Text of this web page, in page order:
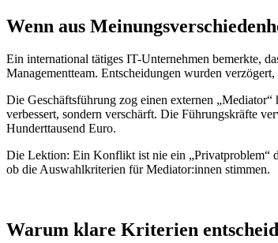
Wenn aus
Ein international tätiges IT-Unternehmen bemerkte,
Managementteam. Entscheidungen wurden
Die Geschäftsführung zog einen externen
verbessert, sondern verschärft. Die Führungskräfte
Hunderttausend Euro.
Die Lektion: Ein Konflikt ist nie ein „Privatproblem“
ob die Auswahlkriterien für Mediator:innen stimmen.
Warum klare Kriterien